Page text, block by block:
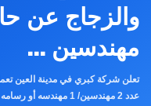
مهندسين ...
تعلن شركة كبري في مدينة العين
عدد 2 مهندسين/ 1